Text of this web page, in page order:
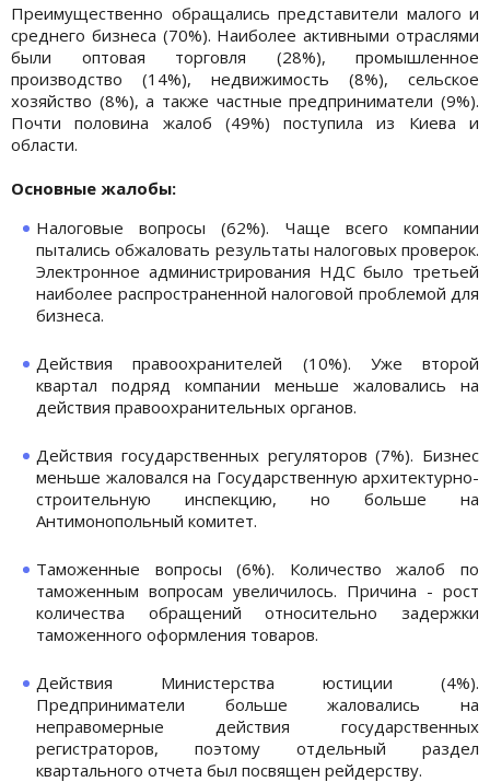
Преимущественно обращались представители малого и
среднего бизнеса (70%). Наиболее активными отраслями
были оптовая торговля (28%), промышленное
производство (14%), недвижимость (8%), сельское
хозяйство (8%), а также частные предприниматели (9%).
Почти половина жалоб (49%) поступила из Киева и
области.
Основные жалобы:
Налоговые вопросы (62%). Чаще всего компании
пытались обжаловать результаты налоговых проверок.
Электронное администрирования НДС было третьей
наиболее распространенной налоговой проблемой для
бизнеса.
Действия правоохранителей (10%). Уже второй
квартал подряд компании меньше жаловались на
действия правоохранительных органов.
Действия государственных регуляторов (7%). Бизнес
меньше жаловался на Государственную архитектурно-
строительную инспекцию, но больше на
Антимонопольный комитет.
Таможенные вопросы (6%). Количество жалоб по
таможенным вопросам увеличилось. Причина - рост
количества обращений относительно задержки
таможенного оформления товаров.
Действия Министерства юстиции (4%).
Предприниматели больше жаловались на
неправомерные действия государственных
регистраторов, поэтому отдельный раздел
квартального отчета был посвящен рейдерству.